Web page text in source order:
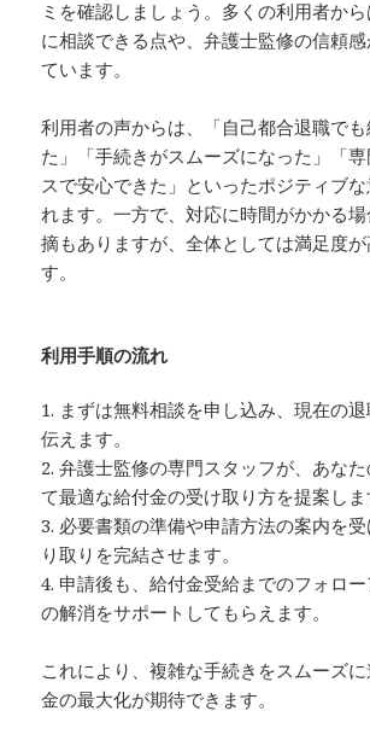
ミを確認しましょう。多くの利用者か
に相談できる点や、弁護士監修の信頼
ています。
利用者の声からは、「自己都合退職でも
た」「手続きがスムーズになった」「
スで安心できた」といったポジティブ
れます。一方で、対応に時間がかかる
摘もありますが、全体としては満足度
す。
利用手順の流れ
1. まずは無料相談を申し込み、現在の
伝えます。
2. 弁護士監修の専門スタッフが、あな
て最適な給付金の受け取り方を提案しま
3. 必要書類の準備や申請方法の案内を
り取りを完結させます。
4. 申請後も、給付金受給までのフォロ
の解消をサポートしてもらえます。
これにより、複雑な手続きをスムーズ
金の最大化が期待できます。